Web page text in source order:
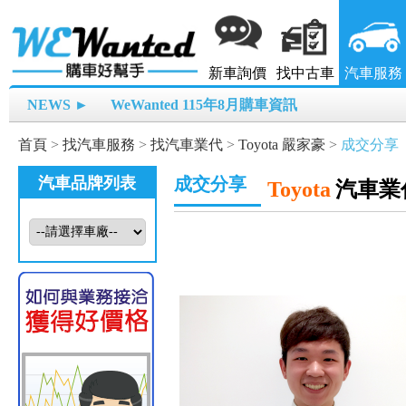
新車詢價 找中古車 汽車服務
NEWS ► WeWanted 115年8月購車資訊
首頁 > 找汽車服務 > 找汽車業代 > Toyota 嚴家豪 > 成交分享
汽車品牌列表 成交分享 Toyota 汽車